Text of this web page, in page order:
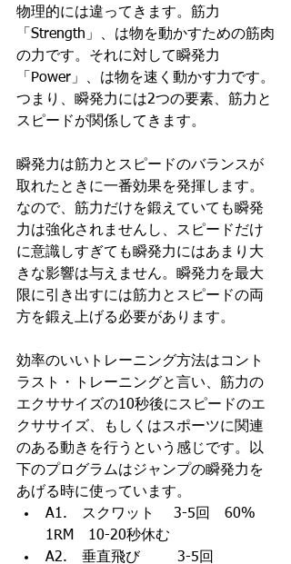
物理的には違ってきます。筋力
「Strength」、は物を動かすための筋肉
の力です。それに対して瞬発力
「Power」、は物を速く動かす力です。
つまり、瞬発力には2つの要素、筋力と
スピードが関係してきます。
瞬発力は筋力とスピードのバランスが
取れたときに一番効果を発揮します。
なので、筋力だけを鍛えていても瞬発
力は強化されませんし、スピードだけ
に意識しすぎても瞬発力にはあまり大
きな影響は与えません。瞬発力を最大
限に引き出すには筋力とスピードの両
方を鍛え上げる必要があります。
効率のいいトレーニング方法はコント
ラスト・トレーニングと言い、筋力の
エクササイズの10秒後にスピードのエ
クササイズ、もしくはスポーツに関連
のある動きを行うという感じです。以
下のプログラムはジャンプの瞬発力を
あげる時に使っています。
A1.　スクワット　 3-5回　60%
1RM　10-20秒休む
A2.　垂直飛び　     3-5回